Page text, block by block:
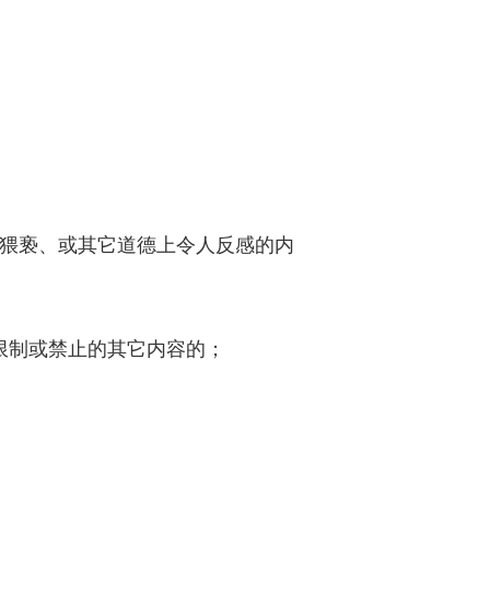
亵、或其它道德上令人反感的内
或禁止的其它内容的；